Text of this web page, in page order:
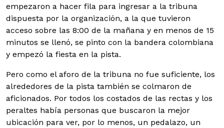
empezaron a hacer fila para ingresar a la tribuna
dispuesta por la organización, a la que tuvieron
acceso sobre las 8:00 de la mañana y en menos de 15
minutos se llenó, se pinto con la bandera colombiana
y empezó la fiesta en la pista.
Pero como el aforo de la tribuna no fue suficiente, los
alrededores de la pista también se colmaron de
aficionados. Por todos los costados de las rectas y los
peraltes había personas que buscaron la mejor
ubicación para ver, por lo menos, un pedalazo, un